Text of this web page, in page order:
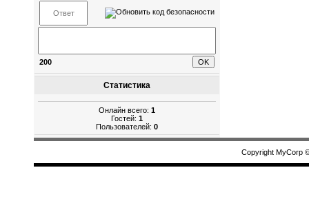
200
Статистика
Онлайн всего: 1
Гостей: 1
Пользователей: 0
Copyright MyCorp